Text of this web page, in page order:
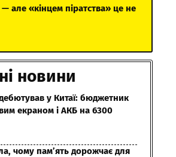
але «кінцем піратства» це не
новини
у Китаї: бюджетник
екраном і АКБ на 6300
чому пам’ять дорожчає для